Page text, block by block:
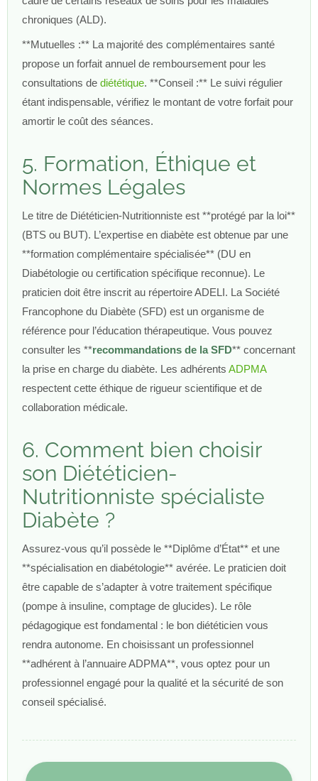
chroniques (ALD).
**Mutuelles :** La majorité des complémentaires santé
propose un forfait annuel de remboursement pour les
consultations de diététique. **Conseil :** Le suivi régulier
étant indispensable, vérifiez le montant de votre forfait pour
amortir le coût des séances.
5. Formation, Éthique et
Normes Légales
Le titre de Diététicien-Nutritionniste est **protégé par la loi**
(BTS ou BUT). L’expertise en diabète est obtenue par une
**formation complémentaire spécialisée** (DU en
Diabétologie ou certification spécifique reconnue). Le
praticien doit être inscrit au répertoire ADELI. La Société
Francophone du Diabète (SFD) est un organisme de
référence pour l’éducation thérapeutique. Vous pouvez
consulter les **recommandations de la SFD** concernant
la prise en charge du diabète. Les adhérents ADPMA
respectent cette éthique de rigueur scientifique et de
collaboration médicale.
6. Comment bien choisir
son Diététicien-
Nutritionniste spécialiste
Diabète ?
Assurez-vous qu’il possède le **Diplôme d’État** et une
**spécialisation en diabétologie** avérée. Le praticien doit
être capable de s’adapter à votre traitement spécifique
(pompe à insuline, comptage de glucides). Le rôle
pédagogique est fondamental : le bon diététicien vous
rendra autonome. En choisissant un professionnel
**adhérent à l’annuaire ADPMA**, vous optez pour un
professionnel engagé pour la qualité et la sécurité de son
conseil spécialisé.